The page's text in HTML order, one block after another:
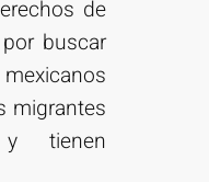
de
buscar
migrantes
tienen